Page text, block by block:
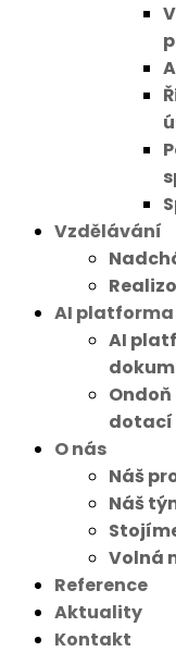
Vzdělávání
AI platforma
AI
dotací
O nás
Náš
Náš
Volná
Reference
Aktuality
Kontakt